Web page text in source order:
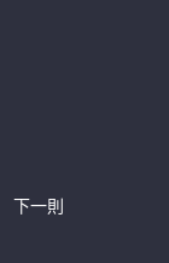
下一則